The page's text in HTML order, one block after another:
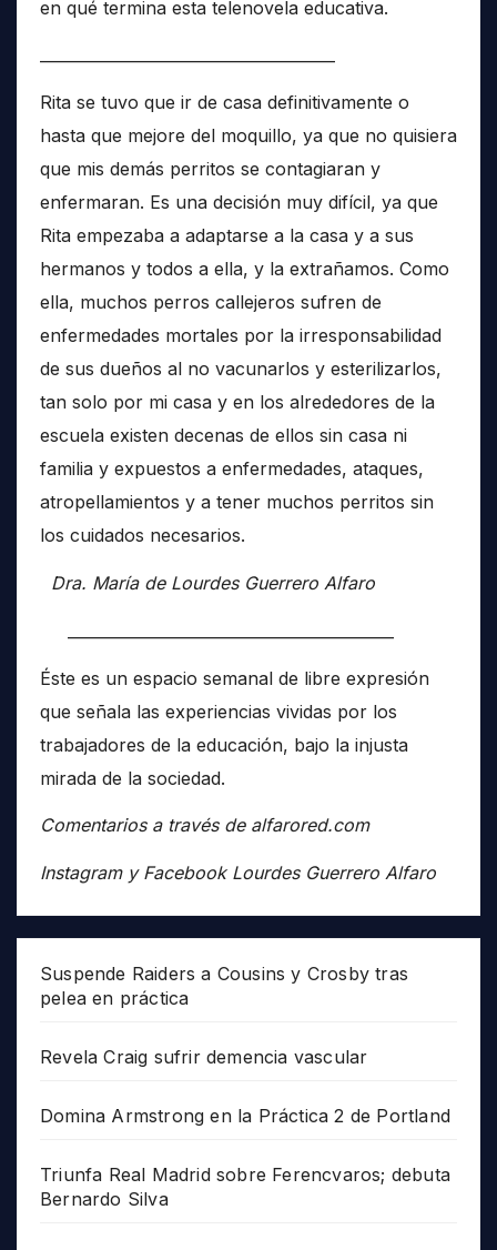
en qué termina esta telenovela educativa.
Rita se tuvo que ir de casa definitivamente o
hasta que mejore del moquillo, ya que no quisiera
que mis demás perritos se contagiaran y
enfermaran. Es una decisión muy difícil, ya que
Rita empezaba a adaptarse a la casa y a sus
hermanos y todos a ella, y la extrañamos. Como
ella, muchos perros callejeros sufren de
enfermedades mortales por la irresponsabilidad
de sus dueños al no vacunarlos y esterilizarlos,
tan solo por mi casa y en los alrededores de la
escuela existen decenas de ellos sin casa ni
familia y expuestos a enfermedades, ataques,
atropellamientos y a tener muchos perritos sin
los cuidados necesarios.
Dra. María de Lourdes Guerrero Alfaro
Éste es un espacio semanal de libre expresión
que señala las experiencias vividas por los
trabajadores de la educación, bajo la injusta
mirada de la sociedad.
Comentarios a través de alfarored.com
Instagram y Facebook Lourdes Guerrero Alfaro
Suspende Raiders a Cousins y Crosby tras
pelea en práctica
Revela Craig sufrir demencia vascular
Domina Armstrong en la Práctica 2 de Portland
Triunfa Real Madrid sobre Ferencvaros; debuta
Bernardo Silva